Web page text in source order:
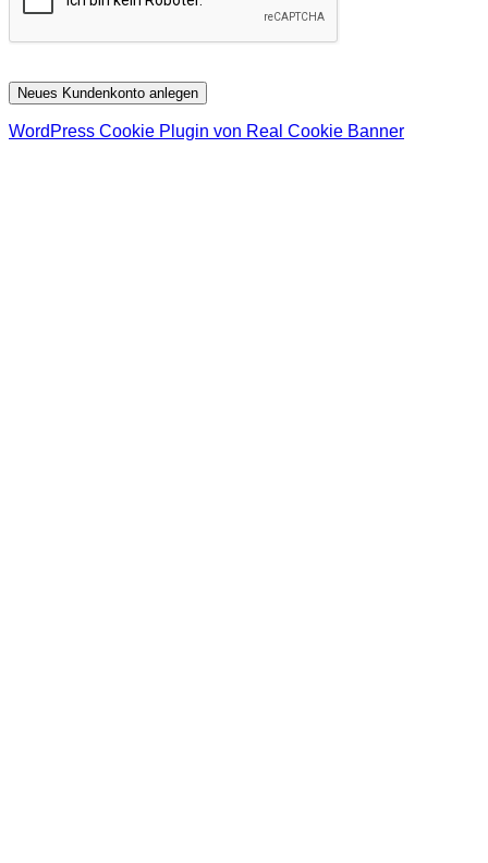
Neues Kundenkonto anlegen
WordPress Cookie Plugin von Real Cookie Banner